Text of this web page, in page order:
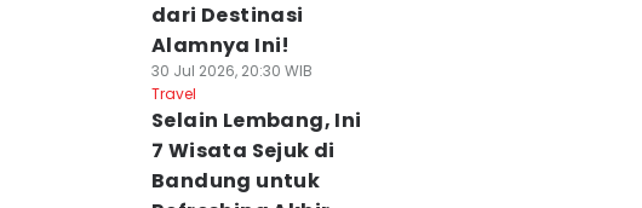
dari Destinasi
Alamnya Ini!
30 Jul 2026, 20:30 WIB
Travel
Selain Lembang, Ini
7 Wisata Sejuk di
Bandung untuk